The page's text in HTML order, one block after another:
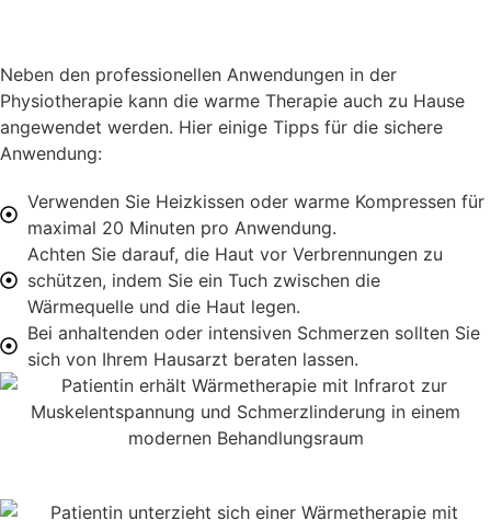
Neben den professionellen Anwendungen in der
Physiotherapie kann die warme Therapie auch zu Hause
angewendet werden. Hier einige Tipps für die sichere
Anwendung:
Verwenden Sie Heizkissen oder warme Kompressen für
maximal 20 Minuten pro Anwendung.
Achten Sie darauf, die Haut vor Verbrennungen zu
schützen, indem Sie ein Tuch zwischen die
Wärmequelle und die Haut legen.
Bei anhaltenden oder intensiven Schmerzen sollten Sie
sich von Ihrem Hausarzt beraten lassen.